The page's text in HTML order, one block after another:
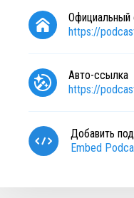
Официальный
https://
Авто-ссылка
https://
Добавить
Embed